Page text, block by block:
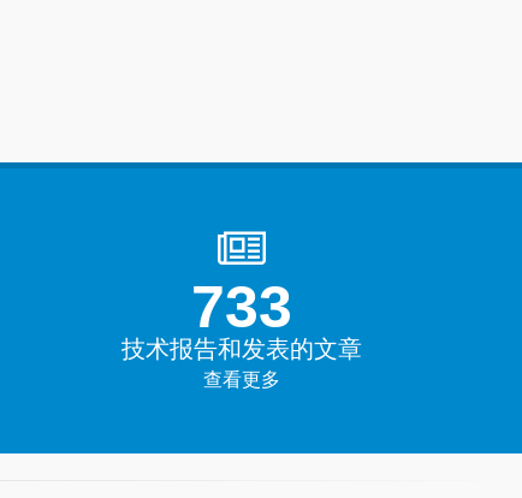
1000+
技术报告和发表的文章
查看更多